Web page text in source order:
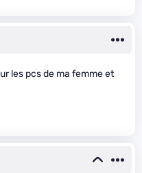
les pcs de ma femme et